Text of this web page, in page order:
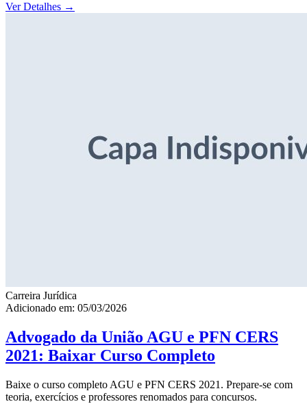
Ver Detalhes →
Carreira Jurídica
Adicionado em: 05/03/2026
Advogado da União AGU e PFN CERS
2021: Baixar Curso Completo
Baixe o curso completo AGU e PFN CERS 2021. Prepare-se com
teoria, exercícios e professores renomados para concursos.